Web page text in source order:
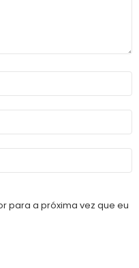
para a próxima vez que eu